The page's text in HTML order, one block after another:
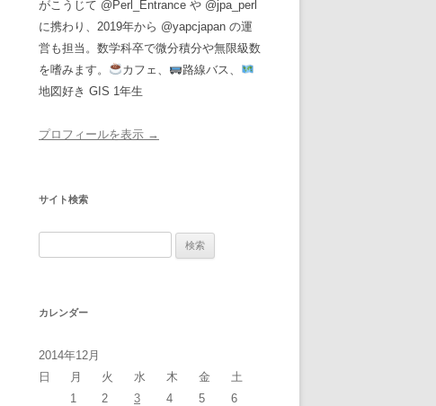
がこうじて @Perl_Entrance や @jpa_perl
に携わり、2019年から @yapcjapan の運
営も担当。数学科卒で微分積分や無限級数
を嗜みます。
カフェ、
路線バス、
地図好き GIS 1年生
プロフィールを表示 →
サイト検索
カレンダー
2014年12月
日
月 火 水 木 金
土
1
2 3 4 5
6